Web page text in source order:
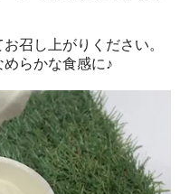
召し上がりください。
らかな食感に♪